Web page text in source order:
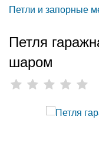
Петли и запорные
Петля
шаром